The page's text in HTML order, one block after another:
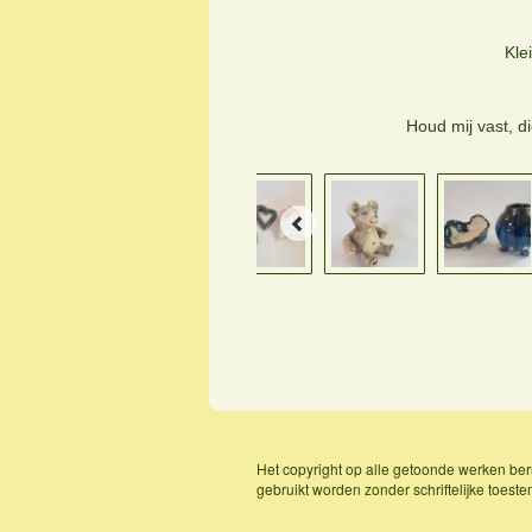
Houd mij vast,
Het copyright op alle getoonde werken
gebruikt worden zonder schriftelijke